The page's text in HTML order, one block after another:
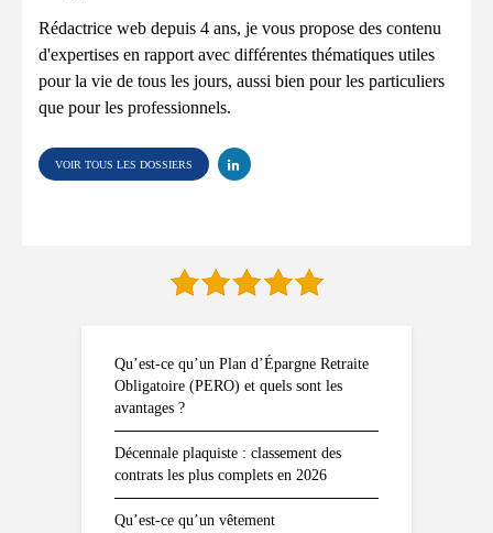
Rédactrice web depuis 4 ans, je vous propose des contenu
d'expertises en rapport avec différentes thématiques utiles
pour la vie de tous les jours, aussi bien pour les particuliers
que pour les professionnels.
VOIR TOUS LES DOSSIERS
Qu’est-ce qu’un Plan d’Épargne Retraite
Obligatoire (PERO) et quels sont les
avantages ?
Décennale plaquiste : classement des
contrats les plus complets en 2026
Qu’est-ce qu’un vêtement